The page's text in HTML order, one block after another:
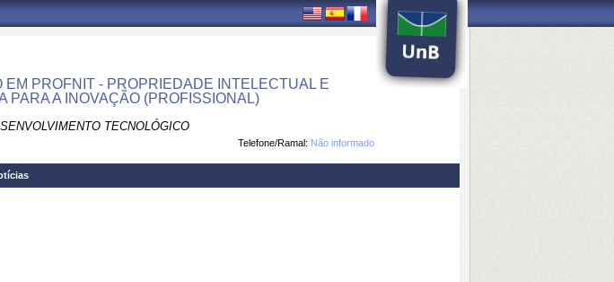
PROFNIT - PROPRIEDADE INTELECTUAL E
PARA A INOVAÇÃO (PROFISSIONAL)
TECNOLÓGICO
Telefone/Ramal: Não informado